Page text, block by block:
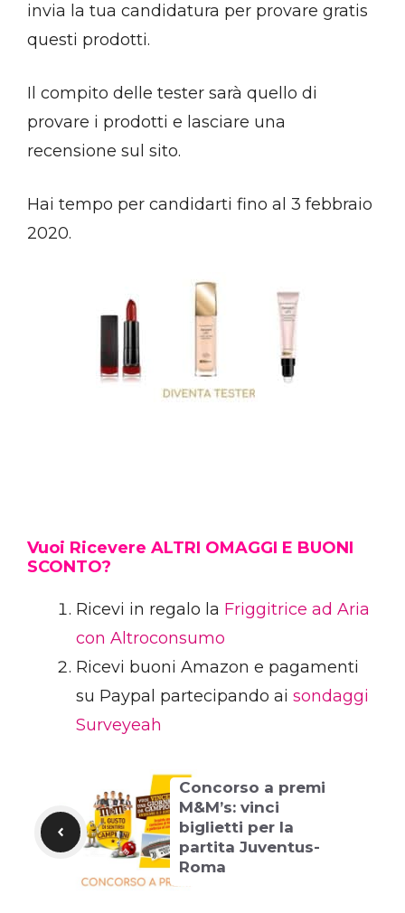
invia la tua candidatura per provare gratis
questi prodotti.
Il compito delle tester sarà quello di
provare i prodotti e lasciare una
recensione sul sito.
Hai tempo per candidarti fino al 3 febbraio
2020.
Vuoi Ricevere ALTRI OMAGGI E BUONI
SCONTO?
Ricevi in regalo la Friggitrice ad Aria
con Altroconsumo
Ricevi buoni Amazon e pagamenti
su Paypal partecipando ai sondaggi
Surveyeah
Concorso a premi
M&M’s: vinci
biglietti per la
partita Juventus-
Roma